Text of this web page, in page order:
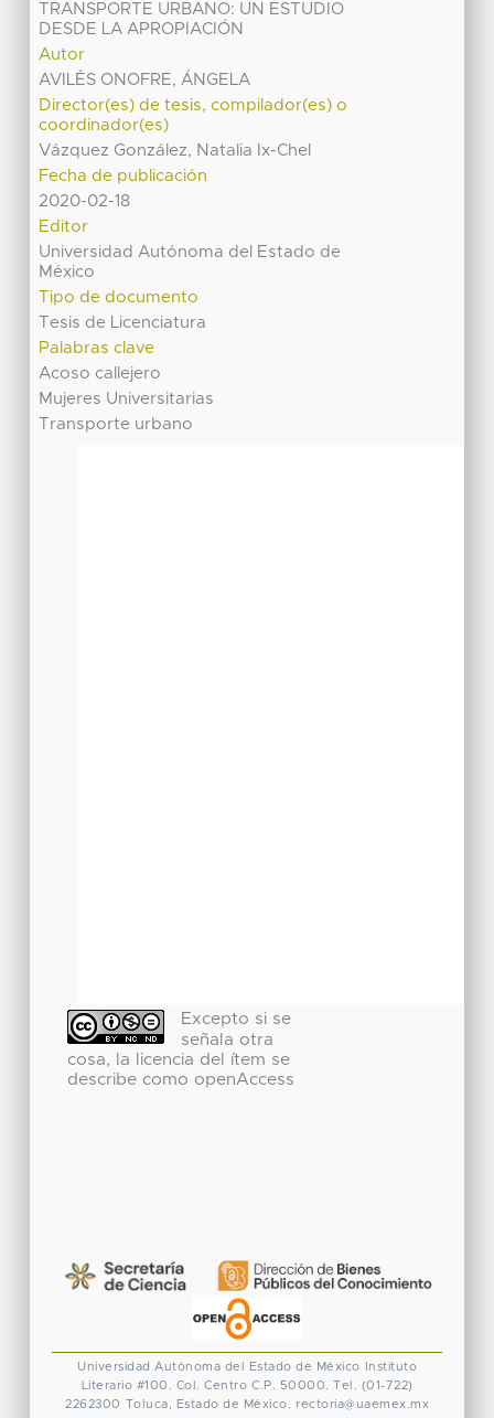
TRANSPORTE URBANO: UN ESTUDIO
DESDE LA APROPIACIÓN
Autor
AVILÉS ONOFRE, ÁNGELA
Director(es) de tesis, compilador(es) o
coordinador(es)
Vázquez González, Natalia Ix-Chel
Fecha de publicación
2020-02-18
Editor
Universidad Autónoma del Estado de
México
Tipo de documento
Tesis de Licenciatura
Palabras clave
Acoso callejero
Mujeres Universitarias
Transporte urbano
Excepto si se
señala otra
cosa, la licencia del ítem se
describe como openAccess
Universidad Autónoma del Estado de México
Instituto
Literario #100. Col. Centro C.P. 50000. Tel. (01-722)
2262300 Toluca, Estado de México. rectoria@uaemex.mx